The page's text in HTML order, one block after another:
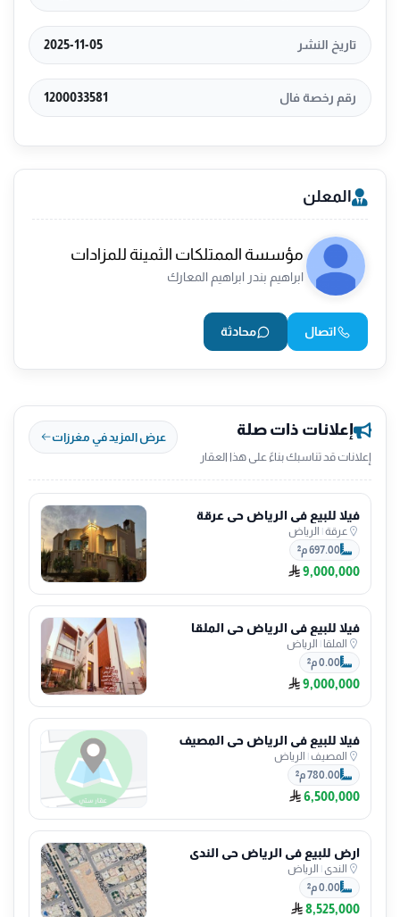
تاريخ النشر 2025-11-05
رقم رخصة فال 1200033581
المعلن
مؤسسة الممتلكات الثمينة للمزادات
ابراهيم بندر ابراهيم المعارك
اتصال محادثة
إعلانات ذات صلة
إعلانات قد تناسبك بناءً على هذا العقار
عرض المزيد في مغرزات
فيلا للبيع في الرياض حي عرقة
عرقة| الرياض
697.00 م²
9,000,000
فيلا للبيع في الرياض حي الملقا
الملقا| الرياض
0.00 م²
9,000,000
فيلا للبيع في الرياض حي المصيف
المصيف| الرياض
780.00 م²
6,500,000
ارض للبيع في الرياض حي الندى
الندى | الرياض
0.00 م²
8,525,000